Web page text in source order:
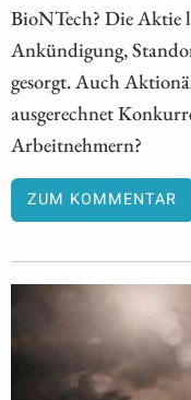
BioNTech? Die Aktie
Ankündigung,
gesorgt. Auch
ausgerechnet
Arbeitnehmern?
ZUM KOMMENTAR